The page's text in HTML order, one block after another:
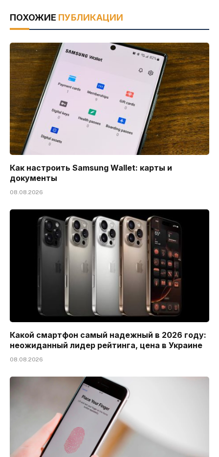
ПОХОЖИЕ ПУБЛИКАЦИИ
Как настроить Samsung Wallet: карты и
документы
08.08.2026
Какой смартфон самый надежный в 2026 году:
неожиданный лидер рейтинга, цена в Украине
08.08.2026